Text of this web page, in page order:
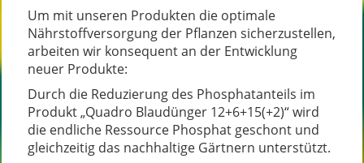
Um mit unseren Produkten die optimale
Nährstoffversorgung der Pflanzen sicherzustellen,
arbeiten wir konsequent an der Entwicklung
neuer Produkte:
Durch die Reduzierung des Phosphatanteils im
Produkt „Quadro Blaudünger 12+6+15(+2)“ wird
die endliche Ressource Phosphat geschont und
gleichzeitig das nachhaltige Gärtnern unterstützt.